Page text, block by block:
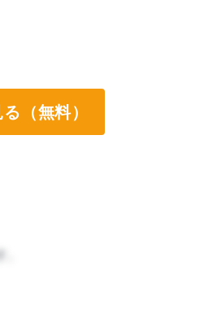
（無料）